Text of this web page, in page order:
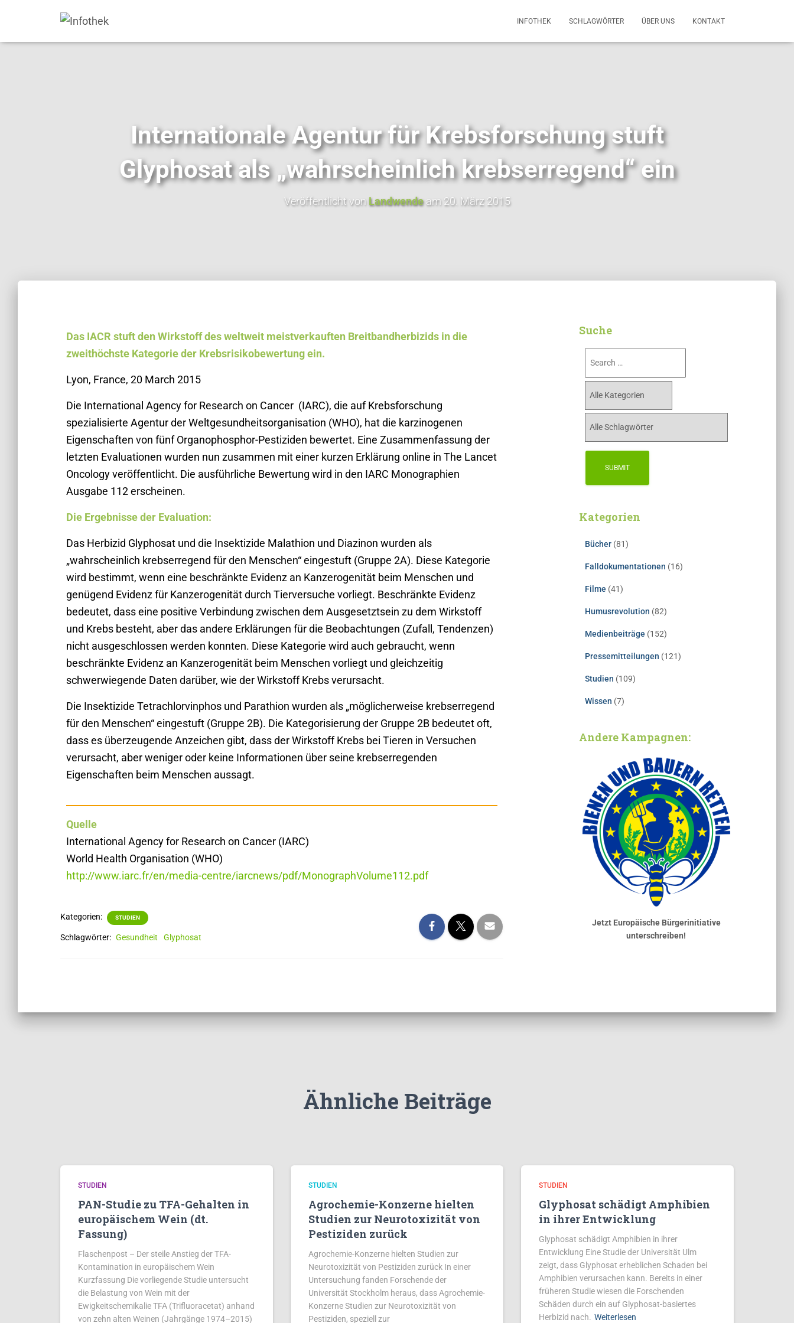
INFOTHEK SCHLAGWÖRTER ÜBER UNS KONTAKT
Internationale Agentur für Krebsforschung stuft
Glyphosat als „wahrscheinlich krebserregend“ ein
Veröffentlicht von Landwendeam20. März 2015
Das IACR stuft den Wirkstoff des weltweit meistverkauften Breitbandherbizids in die
zweithöchste Kategorie der Krebsrisikobewertung ein.
Lyon, France, 20 March 2015
Die International Agency for Research on Cancer (IARC), die auf Krebsforschung
spezialisierte Agentur der Weltgesundheitsorganisation (WHO), hat die karzinogenen
Eigenschaften von fünf Organophosphor-Pestiziden bewertet. Eine Zusammenfassung der
letzten Evaluationen wurden nun zusammen mit einer kurzen Erklärung online in The Lancet
Oncology veröffentlicht. Die ausführliche Bewertung wird in den IARC Monographien
Ausgabe 112 erscheinen.
Die Ergebnisse der Evaluation:
Das Herbizid Glyphosat und die Insektizide Malathion und Diazinon wurden als
„wahrscheinlich krebserregend für den Menschen“ eingestuft (Gruppe 2A). Diese Kategorie
wird bestimmt, wenn eine beschränkte Evidenz an Kanzerogenität beim Menschen und
genügend Evidenz für Kanzerogenität durch Tierversuche vorliegt. Beschränkte Evidenz
bedeutet, dass eine positive Verbindung zwischen dem Ausgesetztsein zu dem Wirkstoff
und Krebs besteht, aber das andere Erklärungen für die Beobachtungen (Zufall, Tendenzen)
nicht ausgeschlossen werden konnten. Diese Kategorie wird auch gebraucht, wenn
beschränkte Evidenz an Kanzerogenität beim Menschen vorliegt und gleichzeitig
schwerwiegende Daten darüber, wie der Wirkstoff Krebs verursacht.
Die Insektizide Tetrachlorvinphos und Parathion wurden als „möglicherweise krebserregend
für den Menschen“ eingestuft (Gruppe 2B). Die Kategorisierung der Gruppe 2B bedeutet oft,
dass es überzeugende Anzeichen gibt, dass der Wirkstoff Krebs bei Tieren in Versuchen
verursacht, aber weniger oder keine Informationen über seine krebserregenden
Eigenschaften beim Menschen aussagt.
Quelle
International Agency for Research on Cancer (IARC)
World Health Organisation (WHO)
http://www.iarc.fr/en/media-centre/iarcnews/pdf/MonographVolume112.pdf
Kategorien: STUDIEN
Schlagwörter: Gesundheit Glyphosat
Suche
Kategorien
Bücher(81)
Falldokumentationen (16)
Filme (41)
Humusrevolution (82)
Medienbeiträge (152)
Pressemitteilungen (121)
Studien (109)
Wissen (7)
Andere Kampagnen:
Jetzt Europäische Bürgerinitiative
unterschreiben!
Ähnliche Beiträge
STUDIEN
PAN-Studie zu TFA-Gehalten in
europäischem Wein (dt.
Fassung)
Flaschenpost – Der steile Anstieg der TFA-
Kontamination in europäischem Wein
Kurzfassung Die vorliegende Studie untersucht
die Belastung von Wein mit der
Ewigkeitschemikalie TFA (Trifluoracetat) anhand
von zehn alten Weinen (Jahrgänge 1974–2015)
STUDIEN
Agrochemie-Konzerne hielten
Studien zur Neurotoxizität von
Pestiziden zurück
Agrochemie-Konzerne hielten Studien zur
Neurotoxizität von Pestiziden zurück In einer
Untersuchung fanden Forschende der
Universität Stockholm heraus, dass Agrochemie-
Konzerne Studien zur Neurotoxizität von
Pestiziden, speziell zur
STUDIEN
Glyphosat schädigt Amphibien
in ihrer Entwicklung
Glyphosat schädigt Amphibien in ihrer
Entwicklung Eine Studie der Universität Ulm
zeigt, dass Glyphosat erheblichen Schaden bei
Amphibien verursachen kann. Bereits in einer
früheren Studie wiesen die Forschenden
Schäden durch ein auf Glyphosat-basiertes
Herbizid nach. Weiterlesen